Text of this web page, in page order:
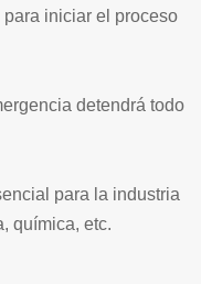
iniciar el proceso
detendrá todo
para la industria
química, etc.